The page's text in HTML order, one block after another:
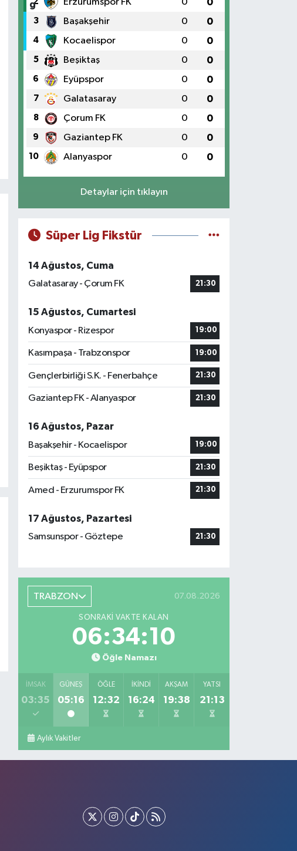
3 Başakşehir 0 0
4 Kocaelispor 0 0
5 Beşiktaş 0 0
6 Eyüpspor 0 0
7 Galatasaray 0 0
8 Çorum FK 0 0
9 Gaziantep FK 0 0
10 Alanyaspor 0 0
Detaylar için tıklayın
Süper Lig Fikstür
14 Ağustos, Cuma
Galatasaray - Çorum FK
21:30
15 Ağustos, Cumartesi
Konyaspor - Rizespor
19:00
Kasımpaşa - Trabzonspor 19:00
Gençlerbirliği S.K. - Fenerbahçe 21:30
Gaziantep FK - Alanyaspor 21:30
16 Ağustos, Pazar
Başakşehir - Kocaelispor
19:00
Beşiktaş - Eyüpspor 21:30
Amed - Erzurumspor FK 21:30
17 Ağustos, Pazartesi
Samsunspor - Göztepe
21:30
TRABZON 07.08.2026
SONRAKI VAKTE KALAN
06:34:09
Öğle Namazı
İMSAK
03:35
GÜNEŞ
05:16
ÖĞLE
12:32
İKINDI
16:24
AKŞAM
19:38
YATSI
21:13
Aylık Vakitler